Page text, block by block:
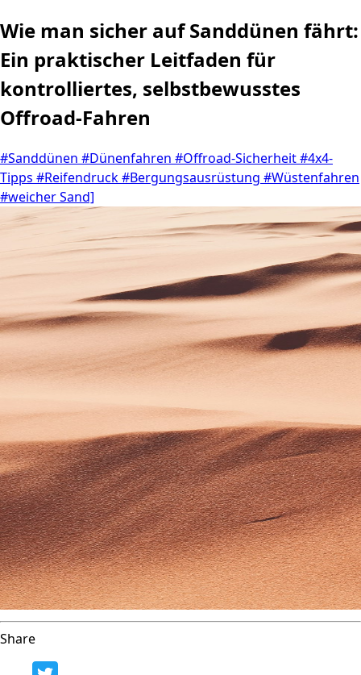
Wie man sicher auf Sanddünen fährt:
Ein praktischer Leitfaden für
kontrolliertes, selbstbewusstes
Offroad-Fahren
#Sanddünen #Dünenfahren #Offroad-Sicherheit#4x4-
Tipps #Reifendruck#Bergungsausrüstung #Wüstenfahren
#weicher Sand]
Share